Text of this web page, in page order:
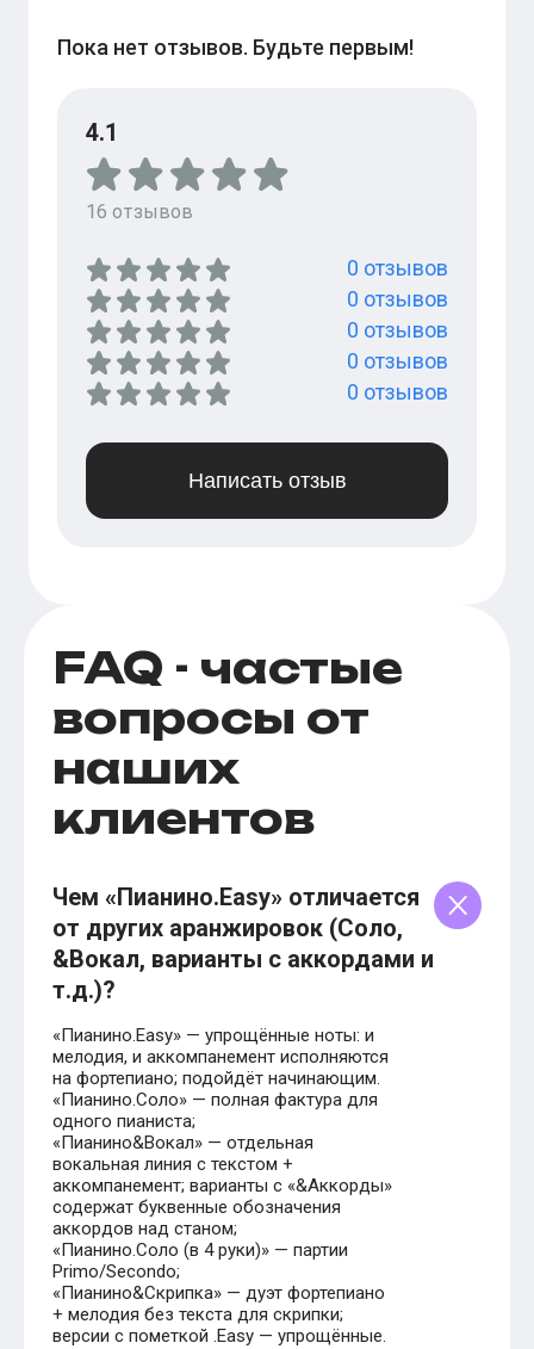
Пока нет отзывов. Будьте первым!
4.1
16 отзывов
0 отзывов
0 отзывов
0 отзывов
0 отзывов
0 отзывов
Написать отзыв
FAQ - частые
вопросы от
наших
клиентов
Чем «Пианино.Easy» отличается
от других аранжировок (Соло,
&Вокал, варианты с аккордами и
т.д.)?
«Пианино.Easy» — упрощённые ноты: и
мелодия, и аккомпанемент исполняются
на фортепиано; подойдёт начинающим.
«Пианино.Соло» — полная фактура для
одного пианиста;
«Пианино&Вокал» — отдельная
вокальная линия с текстом +
аккомпанемент; варианты с «&Аккорды»
содержат буквенные обозначения
аккордов над станом;
«Пианино.Соло (в 4 руки)» — партии
Primo/Secondo;
«Пианино&Скрипка» — дуэт фортепиано
+ мелодия без текста для скрипки;
версии с пометкой .Easy — упрощённые.